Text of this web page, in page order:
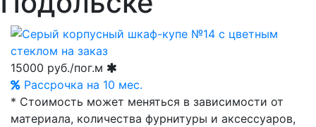
15000 руб./пог.м
Рассрочка на 10 мес.
* Стоимость может меняться в зависимости от
материала, количества фурнитуры и аксессуаров,